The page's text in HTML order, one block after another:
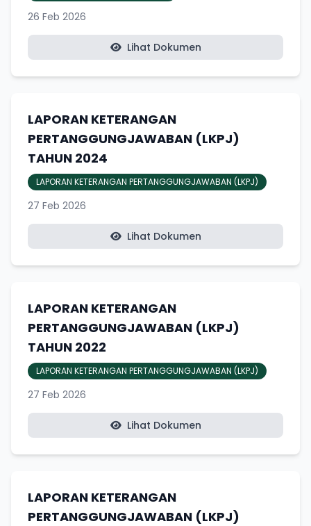
26 Feb 2026
Lihat Dokumen
LAPORAN KETERANGAN
PERTANGGUNGJAWABAN (LKPJ)
TAHUN 2024
LAPORAN KETERANGAN PERTANGGUNGJAWABAN (LKPJ)
27 Feb 2026
Lihat Dokumen
LAPORAN KETERANGAN
PERTANGGUNGJAWABAN (LKPJ)
TAHUN 2022
LAPORAN KETERANGAN PERTANGGUNGJAWABAN (LKPJ)
27 Feb 2026
Lihat Dokumen
LAPORAN KETERANGAN
PERTANGGUNGJAWABAN (LKPJ)